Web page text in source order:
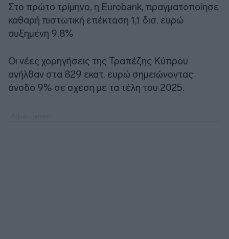
Στο πρώτο τρίμηνο, η Eurobank, πραγματοποίησε
καθαρή πιστωτική επέκταση 1,1 δισ. ευρώ
αυξημένη 9,8%
Οι νέες χορηγήσεις της Τραπέζης Κύπρου
ανήλθαν στα 829 εκατ. ευρώ σημειώνοντας
άνοδο 9% σε σχέση με τα τέλη του 2025.